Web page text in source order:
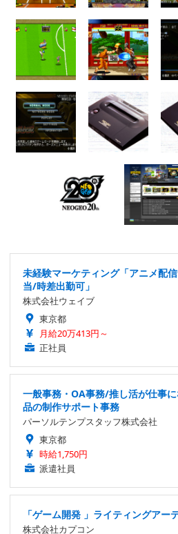
未経験マーケティング「アニメ配
当/時差出勤可」
株式会社ウェイブ
東京都
月給20万413円～
正社員
一般事務・OA事務/推し活が仕事
品の制作サポート事務
パーソルテンプスタッフ株式会社
東京都
時給1,750円
派遣社員
「ゲーム開発 」ライティングアー
株式会社カプコン